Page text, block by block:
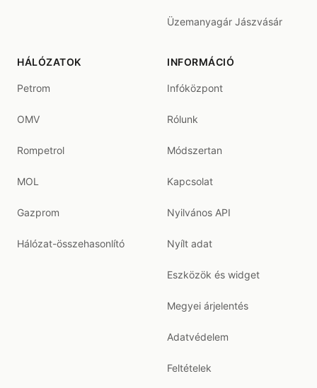
Üzemanyagár Jászvásár
HÁLÓZATOK
Petrom
OMV
Rompetrol
MOL
Gazprom
Hálózat-összehasonlító
INFORMÁCIÓ
Infóközpont
Rólunk
Módszertan
Kapcsolat
Nyilvános API
Nyílt adat
Eszközök és widget
Megyei árjelentés
Adatvédelem
Feltételek